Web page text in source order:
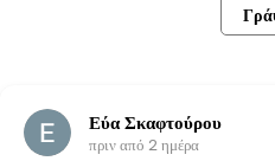
Εύα Σκαφτούρου
πριν από 2 ημέρα